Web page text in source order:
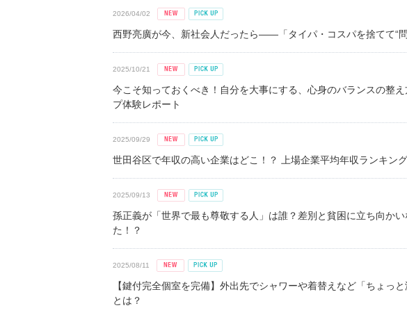
2026/04/02
西野亮廣が今、新社会人だったら――「タイパ・コスパを捨てて“問
2025/10/21
今こそ知っておくべき！自分を大事にする、心身のバランスの整
プ体験レポート
2025/09/29
世田谷区で年収の高い企業はどこ！？ 上場企業平均年収ランキン
2025/09/13
孫正義が「世界で最も尊敬する人」は誰？差別と貧困に立ち向か
た！？
2025/08/11
【鍵付完全個室を完備】外出先でシャワーや着替えなど「ちょっ
とは？